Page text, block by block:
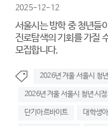
2025-12-12
서울시는 방학 중 청년들
진로탐색의 기회를 가질
모집합니다.
2026년 겨울 서울시 청
2026년 겨울 서울시 청년 시
단기아르바이트 대학생